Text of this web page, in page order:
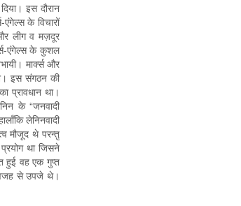
इस दौरान
के विचारों
लीग व मज़दूर
एंगेल्स के कुशल
मार्क्स और
इस संगठन की
प्रावधान था।
के “जनवादी
लेनिनवादी
मौजूद थे परन्तु
था जिसने
हुई वह एक गुप्त
वजह से उपजे थे।